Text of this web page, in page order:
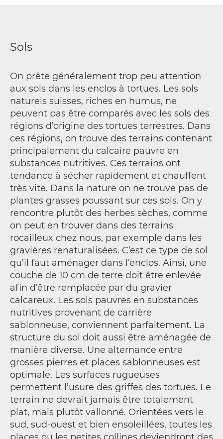
Sols
On prête généralement trop peu attention
aux sols dans les enclos à tortues. Les sols
naturels suisses, riches en humus, ne
peuvent pas être comparés avec les sols des
régions d’origine des tortues terrestres. Dans
ces régions, on trouve des terrains contenant
principalement du calcaire pauvre en
substances nutritives. Ces terrains ont
tendance à sécher rapidement et chauffent
très vite. Dans la nature on ne trouve pas de
plantes grasses poussant sur ces sols. On y
rencontre plutôt des herbes sèches, comme
on peut en trouver dans des terrains
rocailleux chez nous, par exemple dans les
gravières renaturalisées. C’est ce type de sol
qu’il faut aménager dans l’enclos. Ainsi, une
couche de 10 cm de terre doit être enlevée
afin d’être remplacée par du gravier
calcareux. Les sols pauvres en substances
nutritives provenant de carrière
sablonneuse, conviennent parfaitement. La
structure du sol doit aussi être aménagée de
manière diverse. Une alternance entre
grosses pierres et places sablonneuses est
optimale. Les surfaces rugueuses
permettent l’usure des griffes des tortues. Le
terrain ne devrait jamais être totalement
plat, mais plutôt vallonné. Orientées vers le
sud, sud-ouest et bien ensoleillées, toutes les
places ou les petites collines deviendront des